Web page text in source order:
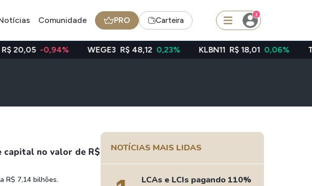
Comunidade PRO Carteira
3
Criptomoedas Ideias
WEGE3 R$ 48,12 0,23% KLBN11 R$ 18,01 0,06% TAEE11 R$
capital no valor de R$
R$ 7,14 bilhões.
NOTÍCIAS MAIS LIDAS
LCAs e LCIs pagando 110%